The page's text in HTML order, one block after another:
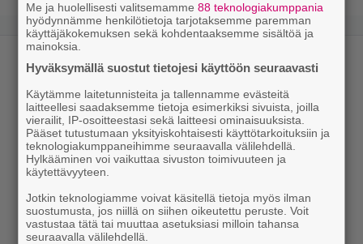
Me ja huolellisesti valitsemamme88 teknologiakumppania
hyödynnämme henkilötietoja tarjotaksemme paremman
käyttäjäkokemuksen sekä kohdentaaksemme sisältöä ja
mainoksia.
Hyväksymällä suostut tietojesi käyttöön seuraavasti
Käytämme laitetunnisteita ja tallennamme evästeitä
laitteellesi saadaksemme tietoja esimerkiksi sivuista, joilla
vierailit, IP-osoitteestasi sekä laitteesi ominaisuuksista.
Pääset tutustumaan yksityiskohtaisesti käyttötarkoituksiin ja
teknologiakumppaneihimme seuraavalla välilehdellä.
Hylkääminen voi vaikuttaa sivuston toimivuuteen ja
käytettävyyteen.
Jotkin teknologiamme voivat käsitellä tietoja myös ilman
suostumusta, jos niillä on siihen oikeutettu peruste. Voit
vastustaa tätä tai muuttaa asetuksiasi milloin tahansa
seuraavalla välilehdellä.